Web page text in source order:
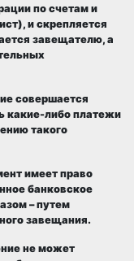
по счетам и
и скрепляется
завещателю, а
совершается
какие-либо платежи
такого
имеет право
банковское
– путем
завещания.
не может